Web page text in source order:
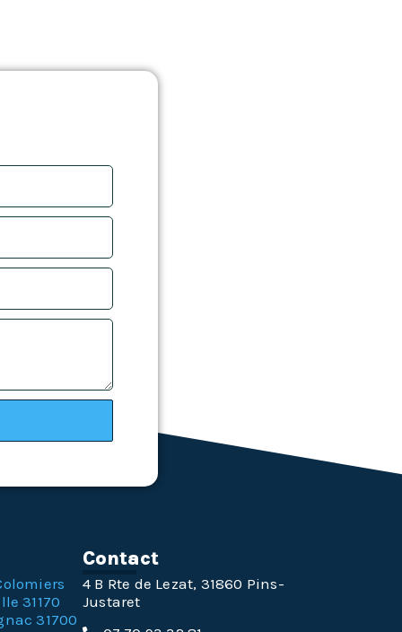
31170
31700
Contact
4 B Rte de Lezat, 31860 Pins-
Justaret